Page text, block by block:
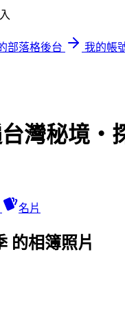
部落格後台
我的帳
灣秘境・
名片
的相簿照片